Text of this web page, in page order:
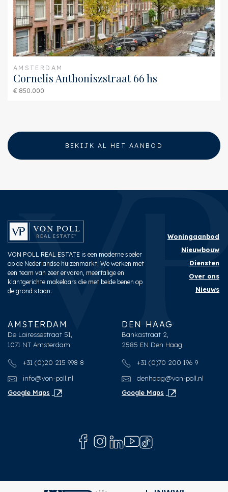
AMSTERDAM
Cornelis Anthoniszstraat 66 hs
€ 850.000
BEKIJK AL HET AANBOD
VON POLL REAL ESTATE is een moderne speler
op de Nederlandse huizenmarkt. We werken met
een team van zeer ervaren, meertalige en
klantgerichte makelaars die met beide benen op
de grond staan.
Woningaanbod
Nieuwbouw
Diensten
Over ons
Nieuws
AMSTERDAM
De Lairessestraat 51,
1071 NT Amsterdam
+31 (0)20 215 998 8
info@von-poll.nl
Google Maps
DEN HAAG
Bankastraat 2,
2585 EN Den Haag
+31 (0)70 200 196 9
denhaag@von-poll.nl
Google Maps